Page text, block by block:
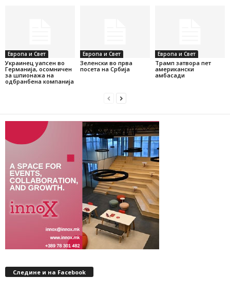
Европа и Свет
Украинец уапсен во
Германија, осомничен
за шпионажа на
одбранбена компанија
Европа и Свет
Зеленски во прва
посета на Србија
Европа и Свет
Трамп затвора пет
американски
амбасади
Следине и на Facebook